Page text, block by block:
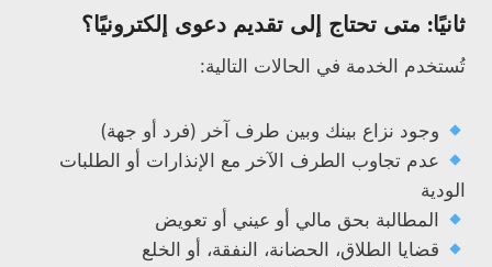
ثانيًا: متى تحتاج إلى تقديم دعوى إلكترونيًا؟
تُستخدم الخدمة في الحالات التالية:
وجود نزاع بينك وبين طرف آخر (فرد أو جهة)
عدم تجاوب الطرف الآخر مع الإنذارات أو الطلبات
الودية
المطالبة بحق مالي أو عيني أو تعويض
قضايا الطلاق، الحضانة، النفقة، أو الخلع